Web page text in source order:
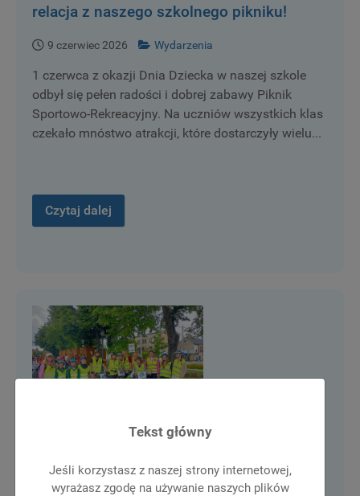
relacja z naszego szkolnego pikniku!
9 czerwiec 2026 Wydarzenia
1 czerwca z okazji Dnia Dziecka w naszej szkole
odbył się pełen radości i dobrej zabawy Piknik
Sportowo-Rekreacyjny. Na uczniów wszystkich klas
czekało mnóstwo atrakcji, które dostarczyły wielu...
Czytaj dalej
Jana Bernera. 31.05.2026r.
Tekst główny
Jeśli korzystasz z naszej strony internetowej,
wyrażasz zgodę na używanie naszych plików